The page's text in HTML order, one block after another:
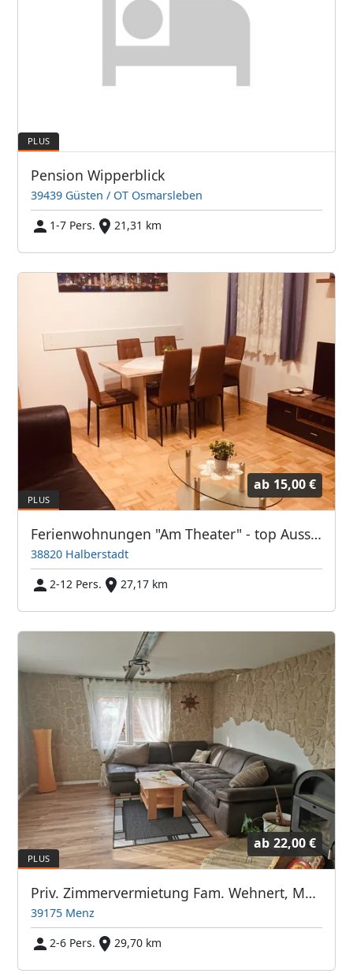
Pension Wipperblick
39439 Güsten / OT Osmarsleben
1-7 Pers.
21,31 km
ab 15,00 €
Ferienwohnungen "Am Theater" - top Ausstattung, bis zu 12 Personen
38820 Halberstadt
2-12 Pers.
27,17 km
ab 22,00 €
Priv. Zimmervermietung Fam. Wehnert, Magdeburg/Menz
39175 Menz
2-6 Pers.
29,70 km